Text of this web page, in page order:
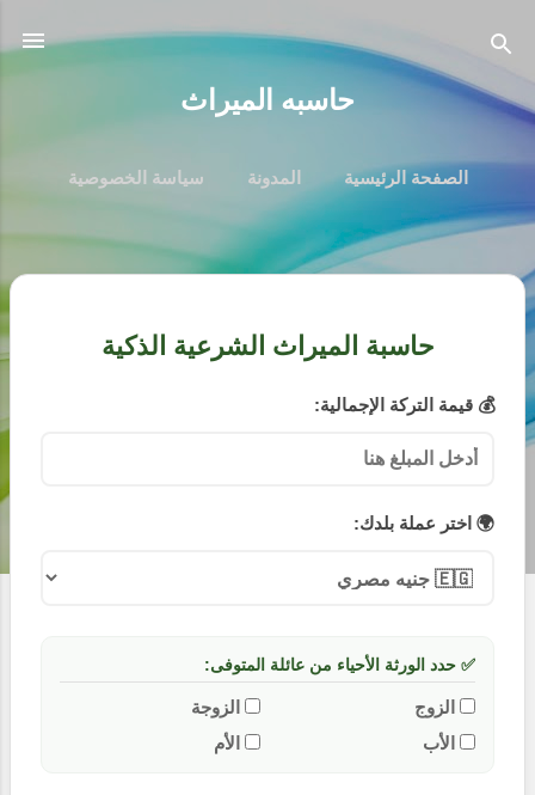
التخطي إلى المحتوى الرئيسي
حاسبه الميراث
الصفحة الرئيسية المدونة سياسة الخصوصية
اتصل بنا من نحن ‏المزيد…
ا
حاسبة الميراث الشرعية الذكية
💰 قيمة التركة الإجمالية:
🌍 اختر عملة بلدك:
✅ حدد الورثة الأحياء من عائلة المتوفى:
الزوج
الزوجة
الأب
الأم